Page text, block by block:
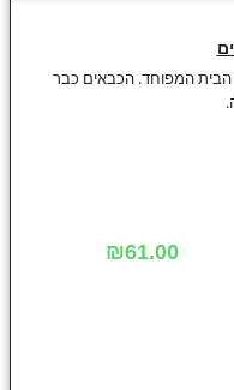
המפוחד. הכבאים כבר
₪61.00